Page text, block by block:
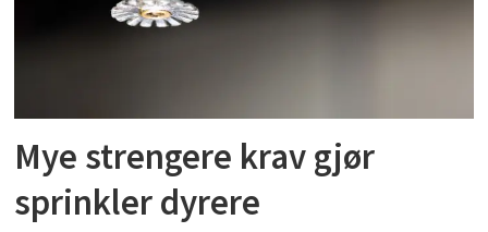
Mye strengere krav gjør
sprinkler dyrere